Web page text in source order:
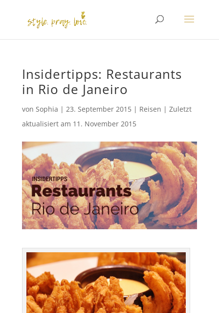
Insidertipps: Restaurants
in Rio de Janeiro
von Sophia | 23. September 2015| Reisen | Zuletzt
aktualisiert am 11. November 2015